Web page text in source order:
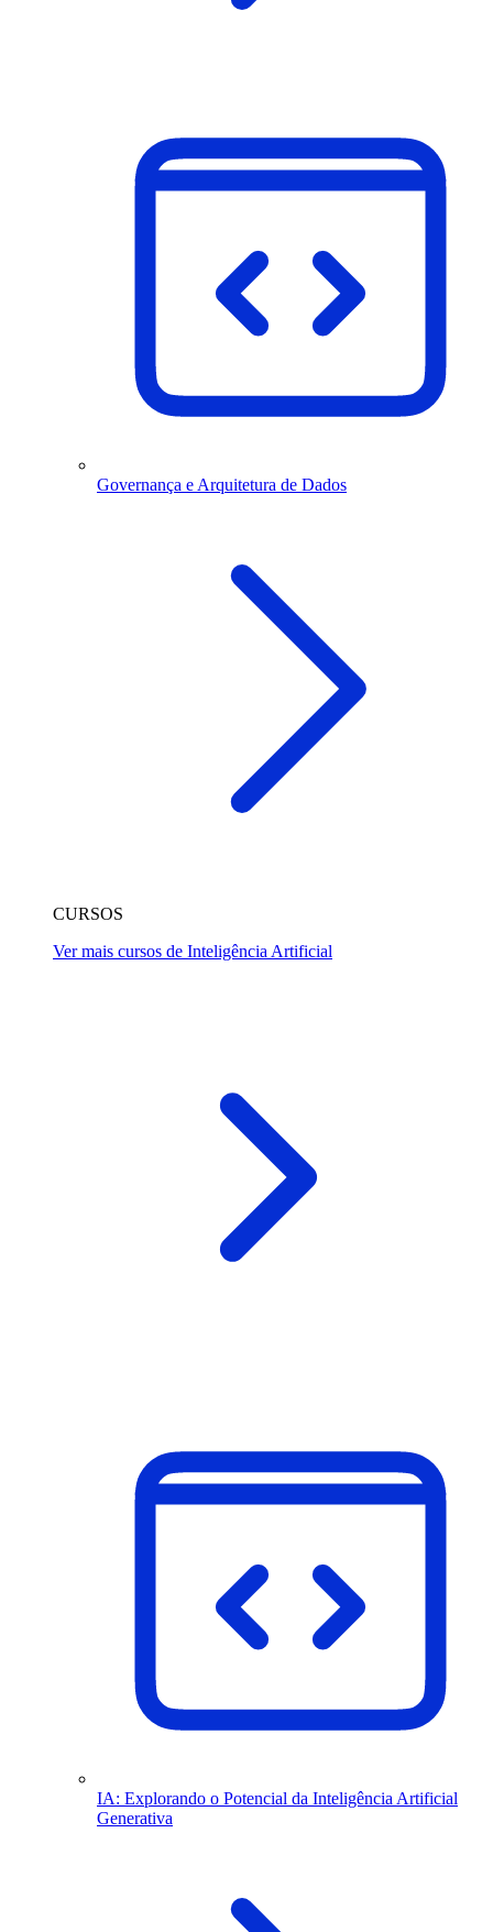
Governança e Arquitetura de Dados
CURSOS
Ver mais cursos de Inteligência Artificial
IA: Explorando o Potencial da Inteligência Artificial
Generativa